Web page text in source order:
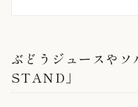
ぶどうジュースや
STAND」